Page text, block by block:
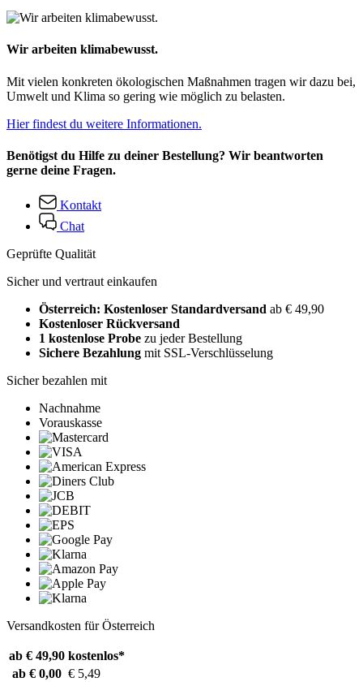
Wir arbeiten klimabewusst.
Mit vielen konkreten ökologischen Maßnahmen tragen wir dazu bei,
Umwelt und Klima so gering wie möglich zu belasten.
Hier findest du weitere Informationen.
Benötigst du Hilfe zu deiner Bestellung? Wir beantworten
gerne deine Fragen.
Kontakt
Chat
Geprüfte Qualität
Sicher und vertraut einkaufen
Österreich: Kostenloser Standardversand ab € 49,90
Kostenloser Rückversand
1 kostenlose Probe zu jeder Bestellung
Sichere Bezahlung mit SSL-Verschlüsselung
Sicher bezahlen mit
Nachnahme
Vorauskasse
Versandkosten für Österreich
ab € 49,90 kostenlos*
ab € 0,00 € 5,49